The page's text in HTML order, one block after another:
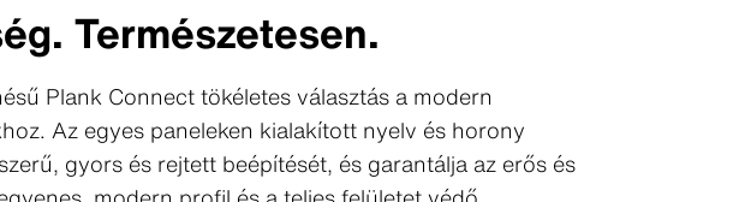
Természetesen.
Plank Connect tökéletes választás a modern
Az egyes paneleken kialakított nyelv és horony
gyors és rejtett beépítését, és garantálja az erős és